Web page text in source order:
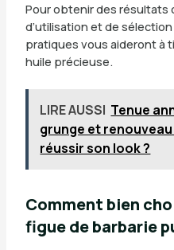
Pour obtenir des résultats
d’utilisation et de
pratiques vous aideront à
huile précieuse.
LIRE AUSSI Tenue
grunge et
réussir son look ?
Comment bien
figue de barbarie